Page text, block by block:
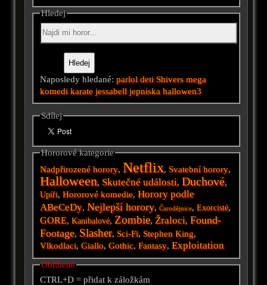
Hledej
Naposledy hledané:parlol deti Shivers mega
komedi karate jessabell jepniska hallowen3
Sdílej
Hororové kategorie
Nadpřirozené horory, Netflix, Svatební horory,
Halloween, Skutečné události, Duchové,
Upíři,Hororové komedie,Horory podle
ABeCeDy, Nejlepší horory,Čarodějnice,Exorcisté,
GORE,Kanibalové, Zombie, Žraloci, Found-
Footage, Slasher, Sci-Fi, Stephen King,
Vlkodlaci,Giallo,Gothic,Fantasy,Exploitation
Oblíbené
CTRL+D = přidat k záložkám